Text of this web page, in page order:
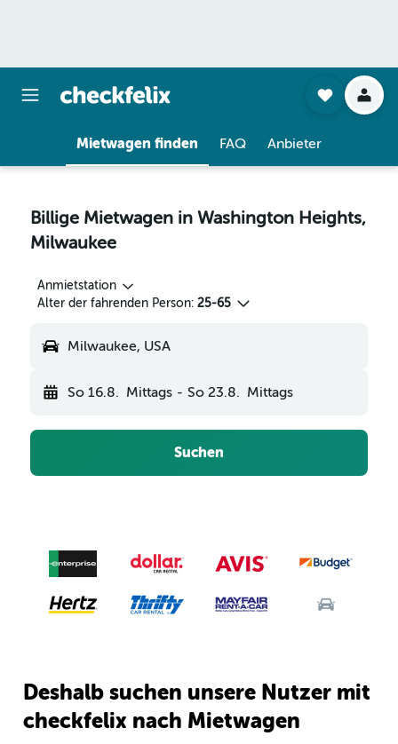
Mietwagen finden FAQ Anbieter
Billige Mietwagen in Washington Heights,
Milwaukee
Anmietstation
Alter der fahrenden Person: 25-65
Milwaukee, USA
So 16.8. Mittags - So 23.8. Mittags
Suchen
Deshalb suchen unsere Nutzer mit
checkfelix nach Mietwagen